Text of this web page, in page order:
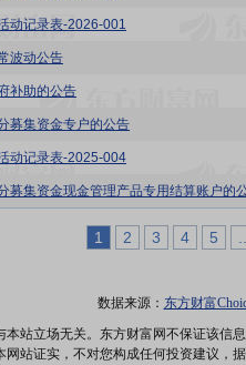
动记录表-2026-001
波动公告
补助的公告
募集资金专户的公告
动记录表-2025-004
募集资金现金管理产品专用结算账户的
1 2 3 4 5
数据来源： 东方财富
站立场无关。东方财富网不保证该
站证实，不对您构成任何投资建议，据